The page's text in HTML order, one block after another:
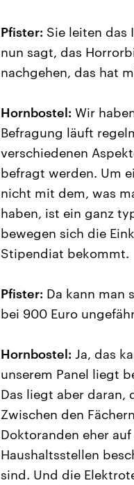
Pfister: Sie leiten das
nun sagt, das
nachgehen, das hat
Hornbostel: Wir
Befragung läuft
verschiedenen
befragt werden. Um
nicht mit dem, was
haben, ist ein ganz
bewegen sich die
Stipendiat bekommt.
Pfister: Da kann man
bei 900 Euro
Hornbostel: Ja, das
unserem Panel liegt
Das liegt aber daran,
Zwischen den
Doktoranden eher
Haushaltsstellen
sind. Und die